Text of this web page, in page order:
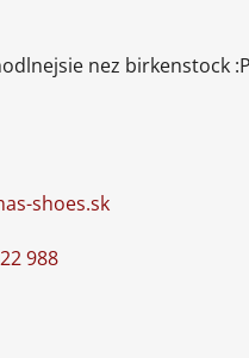
je 5 z 5 hviezdičiek.
nez birkenstock :P
shoes.sk
988